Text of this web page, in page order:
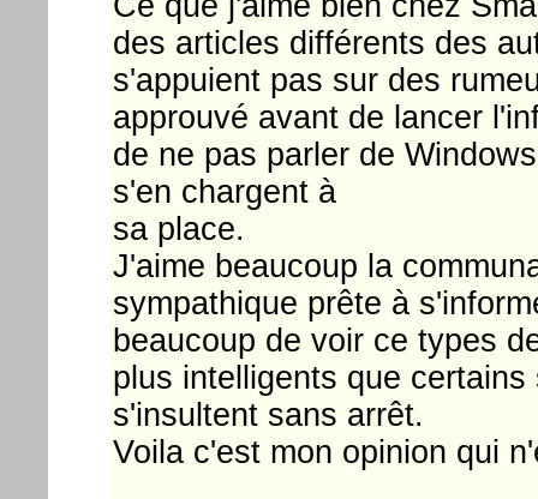
des articles différents des
s'appuient pas sur des
approuvé avant de lancer
de ne pas parler de
s'en chargent à
sa place.
J'aime beaucoup la
sympathique prête à
beaucoup de voir ce types
plus intelligents que
s'insultent sans arrêt.
Voila c'est mon opinion qui